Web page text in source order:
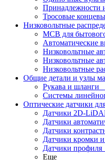
Принадлежности
Тросовые
Низковольтные
MCB для
Автоматические
Низковольтные
Низковольтные
Низковольтные
Общие детали и узлы
Рукава и шланги
Системы
Оптические датчики
Датчики 2D-
Датчики
Датчики
Датчики кромки
Датчики профиля
Еще